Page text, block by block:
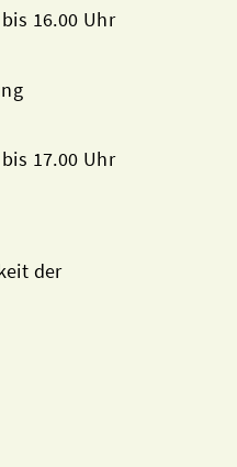
16.00 Uhr
17.00 Uhr
der